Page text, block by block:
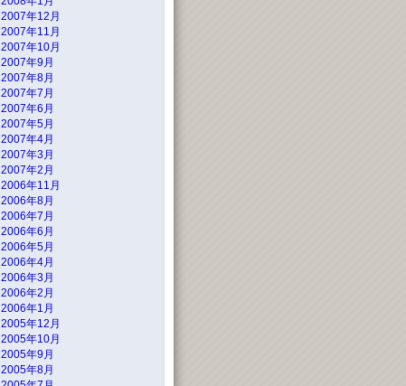
2007年12月
2007年11月
2007年10月
2007年9月
2007年8月
2007年7月
2007年6月
2007年5月
2007年4月
2007年3月
2007年2月
2006年11月
2006年8月
2006年7月
2006年6月
2006年5月
2006年4月
2006年3月
2006年2月
2006年1月
2005年12月
2005年10月
2005年9月
2005年8月